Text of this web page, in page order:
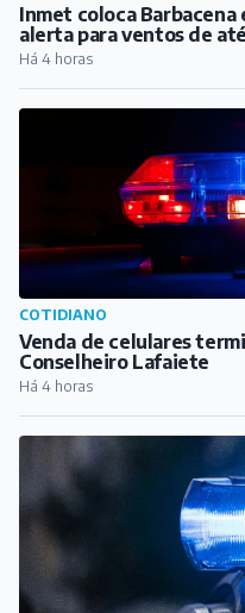
Inmet coloca
alerta para ventos de
Há 4 horas
COTIDIANO
Venda de celulares
Conselheiro Lafaiete
Há 4 horas